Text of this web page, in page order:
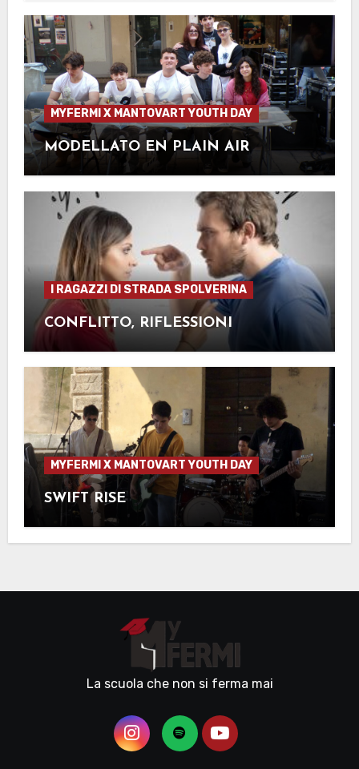
MYFERMI X MANTOVART YOUTH DAY
MODELLATO EN PLAIN AIR
I RAGAZZI DI STRADA SPOLVERINA
CONFLITTO, RIFLESSIONI
MYFERMI X MANTOVART YOUTH DAY
SWIFT RISE
La scuola che non si ferma mai